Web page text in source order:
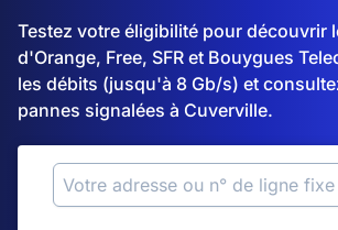
Testez votre éligibilité pour découvrir
d'Orange, Free, SFR et Bouygues
les débits (jusqu'à 8 Gb/s) et
pannes signalées à Cuverville.